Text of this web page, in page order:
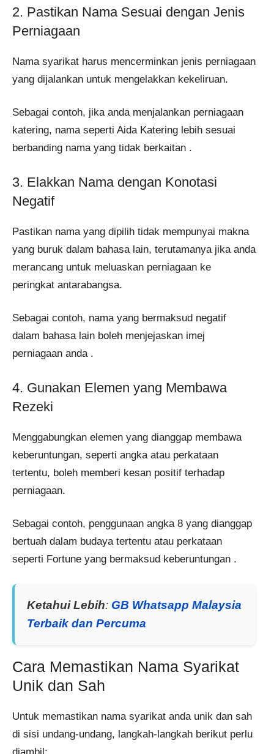
2. Pastikan Nama Sesuai dengan Jenis
Perniagaan
Nama syarikat harus mencerminkan jenis perniagaan
yang dijalankan untuk mengelakkan kekeliruan.
Sebagai contoh, jika anda menjalankan perniagaan
katering, nama seperti Aida Katering lebih sesuai
berbanding nama yang tidak berkaitan .
3. Elakkan Nama dengan Konotasi
Negatif
Pastikan nama yang dipilih tidak mempunyai makna
yang buruk dalam bahasa lain, terutamanya jika anda
merancang untuk meluaskan perniagaan ke
peringkat antarabangsa.
Sebagai contoh, nama yang bermaksud negatif
dalam bahasa lain boleh menjejaskan imej
perniagaan anda .
4. Gunakan Elemen yang Membawa
Rezeki
Menggabungkan elemen yang dianggap membawa
keberuntungan, seperti angka atau perkataan
tertentu, boleh memberi kesan positif terhadap
perniagaan.
Sebagai contoh, penggunaan angka 8 yang dianggap
bertuah dalam budaya tertentu atau perkataan
seperti Fortune yang bermaksud keberuntungan .
Ketahui Lebih: GB Whatsapp Malaysia
Terbaik dan Percuma
Cara Memastikan Nama Syarikat
Unik dan Sah
Untuk memastikan nama syarikat anda unik dan sah
di sisi undang-undang, langkah-langkah berikut perlu